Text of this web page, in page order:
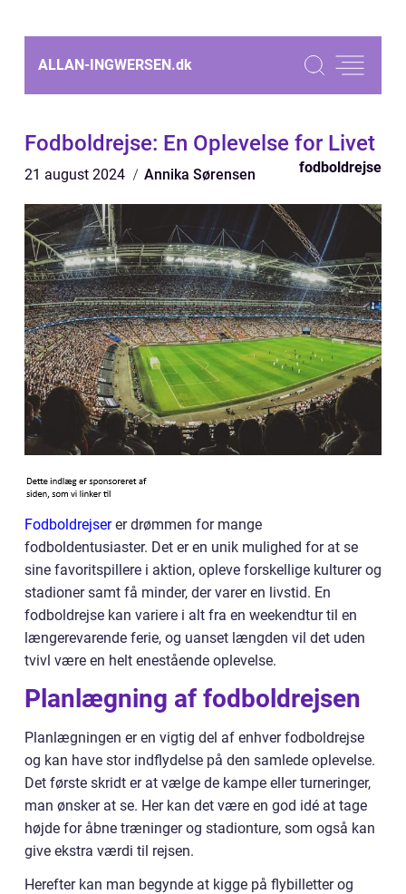
ALLAN-INGWERSEN.dk
Fodboldrejse: En Oplevelse for Livet
21 august 2024 Annika Sørensen fodboldrejse
Fodboldrejserer drømmen for mange
fodboldentusiaster. Det er en unik mulighed for at se
sine favoritspillere i aktion, opleve forskellige kulturer og
stadioner samt få minder, der varer en livstid. En
fodboldrejse kan variere i alt fra en weekendtur til en
længerevarende ferie, og uanset længden vil det uden
tvivl være en helt enestående oplevelse.
Planlægning af fodboldrejsen
Planlægningen er en vigtig del af enhver fodboldrejse
og kan have stor indflydelse på den samlede oplevelse.
Det første skridt er at vælge de kampe eller turneringer,
man ønsker at se. Her kan det være en god idé at tage
højde for åbne træninger og stadionture, som også kan
give ekstra værdi til rejsen.
Herefter kan man begynde at kigge på flybilletter og